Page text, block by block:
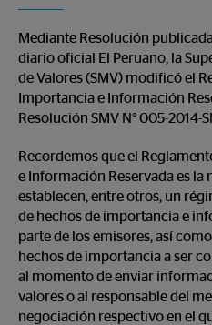
Mediante Resolución
diario oficial El Peruano, la
de Valores (SMV) modificó el
Importancia e Información
Resolución SMV N° 005-2014-
Recordemos que el
e Información Reservada es la
establecen, entre otros, un
de hechos de importancia e
parte de los emisores, así
hechos de importancia a ser
al momento de enviar
valores o al responsable del
negociación respectivo en el